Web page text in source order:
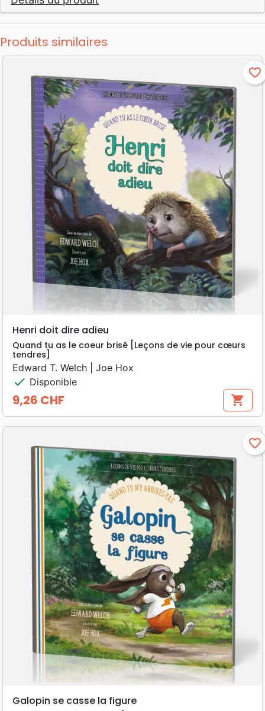
Produits similaires
favorite_border
Henri doit dire adieu
Quand tu as le coeur brisé [Leçons de vie pour cœurs
tendres]
Edward T. Welch | Joe Hox
check Disponible
Prix
9,26 CHF shopping_cart
favorite_border
Galopin se casse la figure